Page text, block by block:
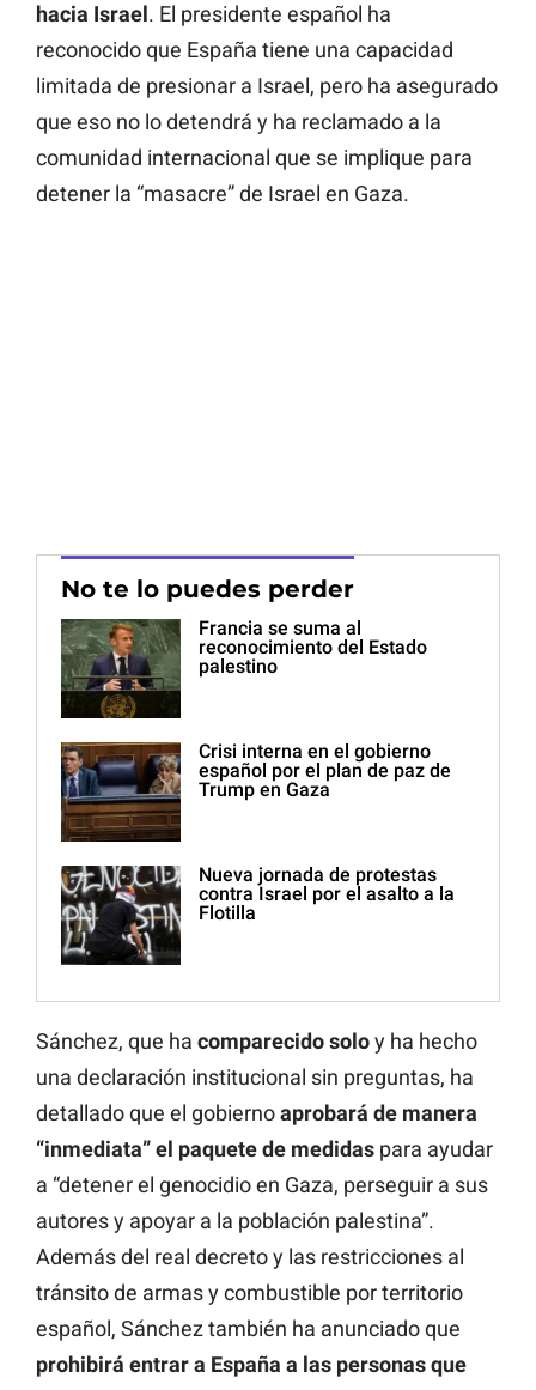
hacia Israel. El presidente español ha
reconocido que España tiene una capacidad
limitada de presionar a Israel, pero ha asegurado
que eso no lo detendrá y ha reclamado a la
comunidad internacional que se implique para
detener la “masacre” de Israel en Gaza.
No te lo puedes perder
Francia se suma al
reconocimiento del Estado
palestino
Crisi interna en el gobierno
español por el plan de paz de
Trump en Gaza
Nueva jornada de protestas
contra Israel por el asalto a la
Flotilla
Sánchez, que ha comparecido soloy ha hecho
una declaración institucional sin preguntas, ha
detallado que el gobiernoaprobará de manera
“inmediata” el paquete de medidas para ayudar
a “detener el genocidio en Gaza, perseguir a sus
autores y apoyar a la población palestina”.
Además del real decreto y las restricciones al
tránsito de armas y combustible por territorio
español, Sánchez también ha anunciado que
prohibirá entrar a España a las personas que